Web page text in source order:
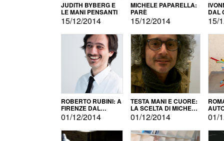
JUDITH BYBERG E
LE MANI PENSANTI
15/12/2014
MICHELE PAPARELLA:
PARÈ
15/12/2014
DAL
15/
ROBERTO RUBINI: A
FIRENZE DAL
PRODOTTO ALLA
PROMOZIONE
01/12/2014
TESTA MANI E CUORE:
LA SCELTA DI MICHELE
BARBERIO
01/12/2014 01/